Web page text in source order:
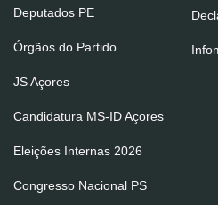
Deputados PE
Órgãos do Partido
JS Açores
Candidatura MS-ID Açores
Eleições Internas 2026
Congresso Nacional PS